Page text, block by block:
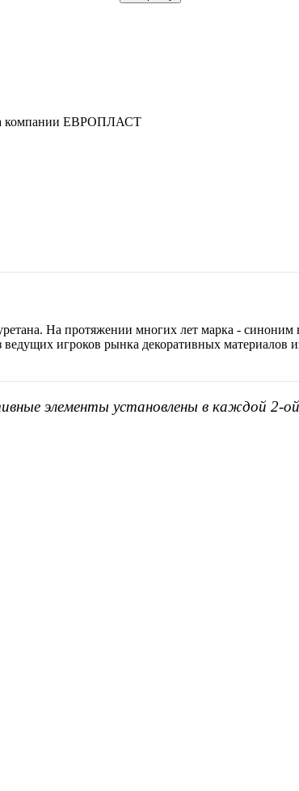
компании ЕВРОПЛАСТ
На протяжении многих лет марка - синоним
игроков рынка декоративных материалов
элементы установлены в каждой 2-